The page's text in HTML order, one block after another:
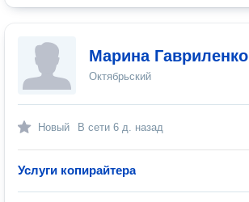
Марина Гавриленко
Октябрьский
Новый В сети 6 д. назад
Услуги копирайтера